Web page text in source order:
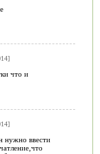
что и
нужно ввести